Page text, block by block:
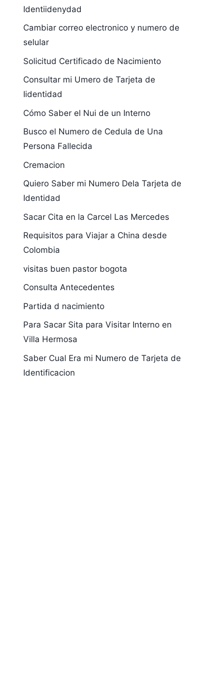
Como Saber Cuál
Identiidenydad
Cambiar correo electronico y numero de
selular
Solicitud Certificado de Nacimiento
Consultar mi Umero de Tarjeta de
Iidentidad
Cómo Saber el Nui de un Interno
Busco el Numero de Cedula de Una
Persona Fallecida
Cremacion
Quiero Saber mi Numero Dela Tarjeta de
Identidad
Sacar Cita en la Carcel Las Mercedes
Requisitos para Viajar a China desde
Colombia
visitas buen pastor bogota
Consulta Antecedentes
Partida d nacimiento
Para Sacar Sita para Visitar Interno en
Villa Hermosa
Saber Cual Era mi Numero de Tarjeta de
Identificacion